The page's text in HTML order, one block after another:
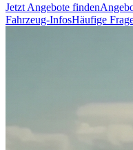
Jetzt Angebote finden
Fahrzeug-InfosHäufige